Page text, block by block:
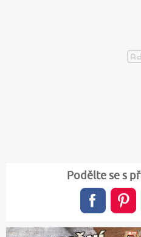
Podělte se s